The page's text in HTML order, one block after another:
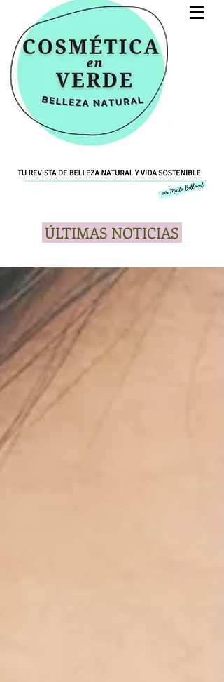
ÚLTIMAS NOTICIAS